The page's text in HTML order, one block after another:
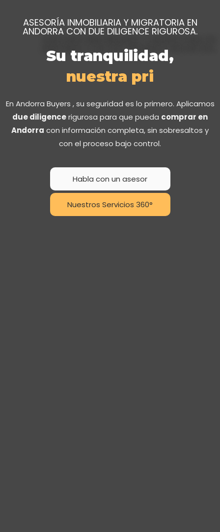
ASESORÍA INMOBILIARIA Y MIGRATORIA EN
ANDORRA CON DUE DILIGENCE RIGUROSA.
Su tranquilidad,
uestra prior
En Andorra Buyers , su seguridad es lo primero. Aplicamos
due diligencerigurosa para que pueda comprar en
Andorra con información completa, sin sobresaltos y
con el proceso bajo control.
Habla con un asesor
Nuestros Servicios 360°